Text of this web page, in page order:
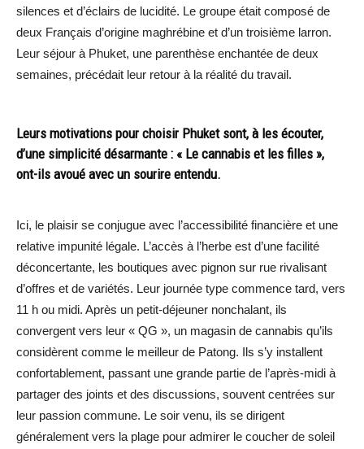
silences et d’éclairs de lucidité. Le groupe était composé de
deux Français d’origine maghrébine et d’un troisième larron.
Leur séjour à Phuket, une parenthèse enchantée de deux
semaines, précédait leur retour à la réalité du travail.
Leurs motivations pour choisir Phuket sont, à les écouter,
d’une simplicité désarmante : « Le cannabis et les filles »,
ont-ils avoué avec un sourire entendu.
Ici, le plaisir se conjugue avec l’accessibilité financière et une
relative impunité légale. L’accès à l’herbe est d’une facilité
déconcertante, les boutiques avec pignon sur rue rivalisant
d’offres et de variétés. Leur journée type commence tard, vers
11 h ou midi. Après un petit-déjeuner nonchalant, ils
convergent vers leur « QG », un magasin de cannabis qu’ils
considèrent comme le meilleur de Patong. Ils s’y installent
confortablement, passant une grande partie de l’après-midi à
partager des joints et des discussions, souvent centrées sur
leur passion commune. Le soir venu, ils se dirigent
généralement vers la plage pour admirer le coucher de soleil